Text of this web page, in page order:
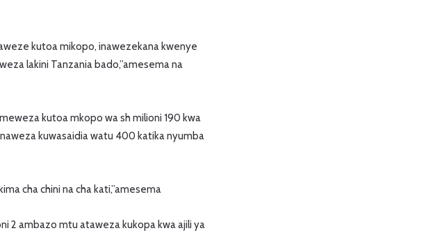
kutoa mikopo, inawezekana kwenye
lakini Tanzania bado,”amesema na
kutoa mkopo wa sh milioni 190 kwa
kuwasaidia watu 400 katika nyumba
cha chini na cha kati,”amesema
2 ambazo mtu ataweza kukopa kwa ajili ya